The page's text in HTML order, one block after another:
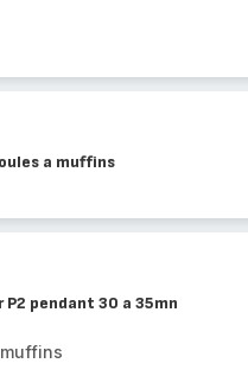
a muffins
pendant 30 a 35mn